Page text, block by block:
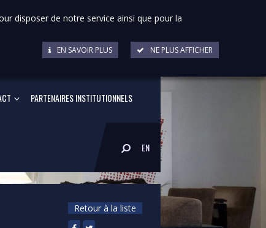
PARTENAIRES INSTITUTIONNELS
EN
Retour à la liste
disposer de notre service ainsi que pour la
NE PLUS AFFICHER
EN SAVOIR PLUS